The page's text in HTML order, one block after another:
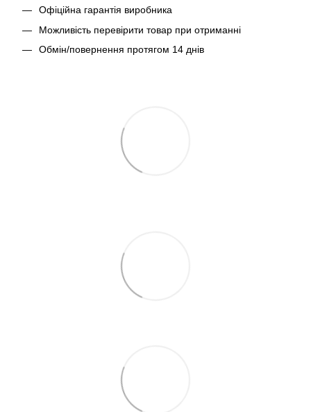
Офіційна гарантія виробника
Можливість перевірити товар при отриманні
Обмін/повернення протягом 14 днів